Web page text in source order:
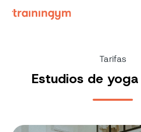
Tarifas
Estudios de